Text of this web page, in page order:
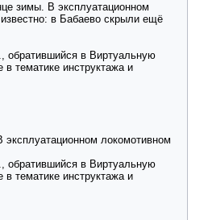
зимы. В эксплуатационном
в Бабаево скрыли ещё
обратившийся в Виртуальную
тематике инструктажа и
локомотивном
обратившийся в Виртуальную
тематике инструктажа и